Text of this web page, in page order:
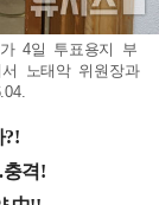
4일 투표용지 부
노태악 위원장과